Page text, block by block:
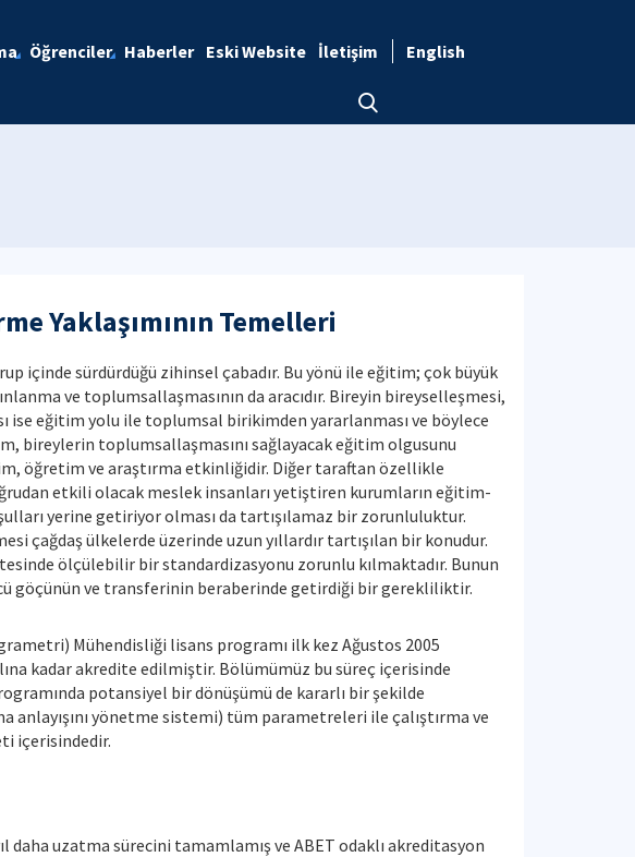
Öğrenciler Haberler Eski Website İletişim English
Yaklaşımının Temelleri
içinde sürdürdüğü zihinsel çabadır. Bu yönü ile eğitim; çok büyük
ve toplumsallaşmasının da aracıdır. Bireyin bireyselleşmesi,
ise eğitim yolu ile toplumsal birikimden yararlanması ve böylece
bireylerin toplumsallaşmasını sağlayacak eğitim olgusunu
öğretim ve araştırma etkinliğidir. Diğer taraftan özellikle
etkili olacak meslek insanları yetiştiren kurumların eğitim-
yerine getiriyor olması da tartışılamaz bir zorunluluktur.
çağdaş ülkelerde üzerinde uzun yıllardır tartışılan bir konudur.
ölçülebilir bir standardizasyonu zorunlu kılmaktadır. Bunun
göçünün ve transferinin beraberinde getirdiği bir gerekliliktir.
Mühendisliği lisans programı ilk kez Ağustos 2005
kadar akredite edilmiştir. Bölümümüz bu süreç içerisinde
potansiyel bir dönüşümü de kararlı bir şekilde
yönetme sistemi) tüm parametreleri ile çalıştırma ve
içerisindedir.
uzatma sürecini tamamlamış ve ABET odaklı akreditasyon